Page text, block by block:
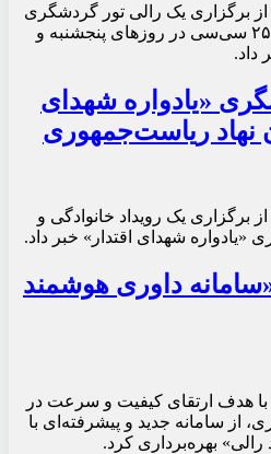
از برگزاری یک رالی تور گردشگری
ویژه موتورسیکلت‌های بالای ۲۵۰ سی‌سی در روزهای پنجشنبه و
«یادواره شهدای
نهاد ریاست‌جمهوری
برگزاری یک رویداد خانوادگی و
«یادواره شهدای اقتدار» خبر داد.
داوری هوشمند
با هدف ارتقای کیفیت و سرعت در
از سامانه جدید و پیشرفته‌ای با
بهره‌برداری کرد.